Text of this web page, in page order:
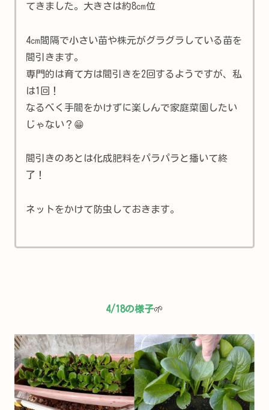
てきました。大きさは約8㎝位
4㎝間隔で小さい苗や株元がグラグラしている苗を
間引きます。
専門的は育て方は間引きを2回するようですが、私
は1回！
なるべく手間をかけずに楽しんで家庭菜園したい
じゃない？😁
間引きのあとは化成肥料をパラパラと播いて終
了！
ネットをかけて防虫しておきます。
4/18の様子🌱